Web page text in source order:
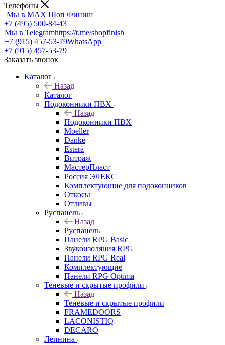
Телефоны
Мы в MAX Шоп Финиш
+7 (495) 500-84-43
Мы в Telegramhttps://t.me/shopfinish
+7 (915) 457-53-79WhatsApp
+7 (915) 457-53-79
Заказать звонок
Каталог
Назад
Каталог
Подоконники ПВХ
Назад
Подоконники ПВХ
Moeller
Danke
Estera
Витраж
МастерПласт
Россия ЭЛЕКС
Комплектующие для подоконников
Откосы
Отливы
Руспанель
Назад
Руспанель
Панели RPG Basic
Звукоизоляция RPG
Панели RPG Real
Комплектующие
Панели RPG Optima
Теневые и скрытые профили
Назад
Теневые и скрытые профили
FRAMEDOORS
LACONISTIQ
DECARO
Лепнина